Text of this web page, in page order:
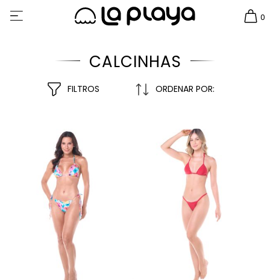
0
CALCINHAS
FILTROS ORDENAR POR: